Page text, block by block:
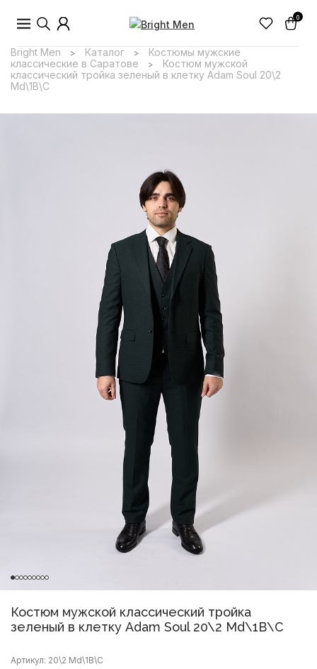
0
Bright Men > Каталог >
Костюмы мужские
классические в Саратове
>
Костюм мужской
классический тройка зеленый в клетку Adam Soul 20\2
Md\1B\C
Костюм мужской классический тройка
зеленый в клетку Adam Soul 20\2 Md\1B\C
Артикул: 20\2 Md\1B\C